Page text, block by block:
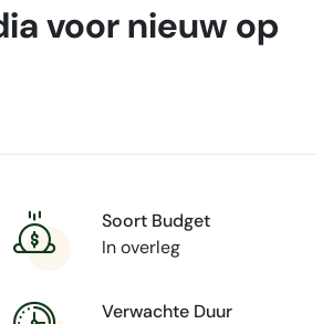
voor nieuw op
Soort Budget
In overleg
Verwachte Duur